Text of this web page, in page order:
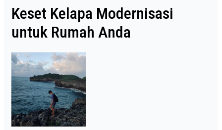
Keset Kelapa Modernisasi
untuk Rumah Anda